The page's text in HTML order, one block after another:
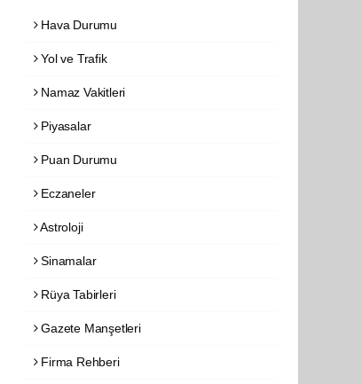
Hava Durumu
Yol ve Trafik
Namaz Vakitleri
Piyasalar
Puan Durumu
Eczaneler
Astroloji
Sinamalar
Rüya Tabirleri
Gazete Manşetleri
Firma Rehberi